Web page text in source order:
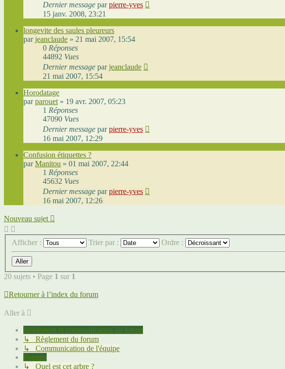
Dernier message parpierre-yves
15 janv. 2008, 23:21
longevite des saules pleureurs
parjeanclaude » 21 mai 2007, 15:54
0 Réponses
44892 Vues
Dernier message parjeanclaude
21 mai 2007, 15:54
Horodatage
parparouet» 19 avr. 2007, 05:23
1 Réponses
47090 Vues
Dernier message parpierre-yves
16 mai 2007, 12:29
Confusion étiquettes ?
parManitou » 01 mai 2007, 22:44
1 Réponses
45632 Vues
Dernier message parpierre-yves
16 mai 2007, 12:26
Nouveau sujet
Afficher : Trier par : Ordre :
20 sujets • Page 1 sur 1
Retourner à l’index du forum
Aller à
Règlement et communication du forum
↳ Règlement du forum
↳ Communication de l'équipe
Forums
↳ Quel est cet arbre ?